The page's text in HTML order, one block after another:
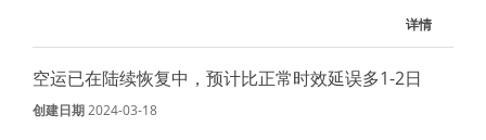
详情
空运已在陆续恢复中，预计比正常时效延误多1-2日
创建日期2024-03-18